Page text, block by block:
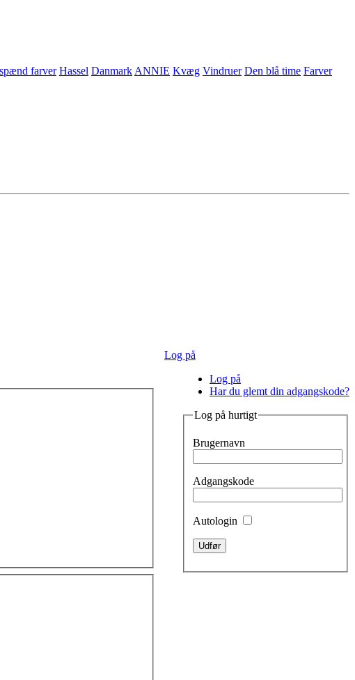
farver Hassel Danmark ANNIE Kvæg Vindruer Den blå time Farver
Log på
Log på
Har du glemt din adgangskode?
Log på hurtigt
Brugernavn
Adgangskode
Autologin